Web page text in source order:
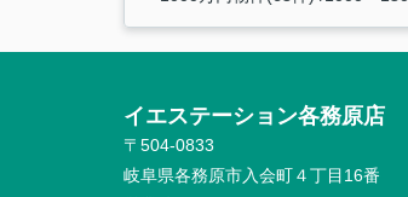
イエステーション各
〒504-0833
岐阜県各務原市入会町４丁目16番